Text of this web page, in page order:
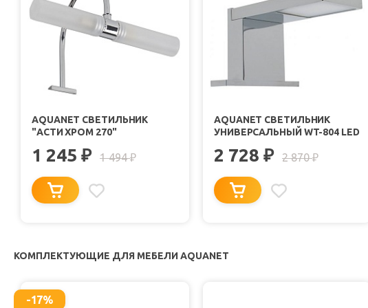
AQUANET СВЕТИЛЬНИК
"АСТИ ХРОМ 270"
1 245 ₽ 1 494₽
AQUANET СВЕТИЛЬНИК
УНИВЕРСАЛЬНЫЙ WT-804 LED
2 728 ₽ 2 870₽
КОМПЛЕКТУЮЩИЕ ДЛЯ МЕБЕЛИ AQUANET
-17%